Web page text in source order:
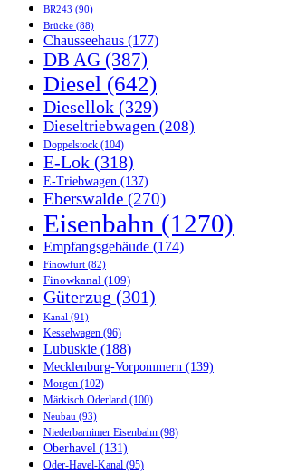
BR243 (90)
Brücke (88)
Chausseehaus (177)
DB AG (387)
Diesel (642)
Diesellok (329)
Dieseltriebwagen (208)
Doppelstock (104)
E-Lok (318)
E-Triebwagen (137)
Eberswalde (270)
Eisenbahn (1270)
Empfangsgebäude (174)
Finowfurt (82)
Finowkanal (109)
Güterzug (301)
Kanal (91)
Kesselwagen (96)
Lubuskie (188)
Mecklenburg-Vorpommern (139)
Morgen (102)
Märkisch Oderland (100)
Neubau (93)
Niederbarnimer Eisenbahn (98)
Oberhavel (131)
Oder-Havel-Kanal (95)